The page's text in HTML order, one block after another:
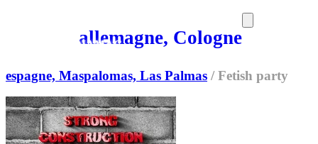
allemagne, Cologne
MEDIAMAG
espagne, Maspalomas, Las Palmas / Fetish party